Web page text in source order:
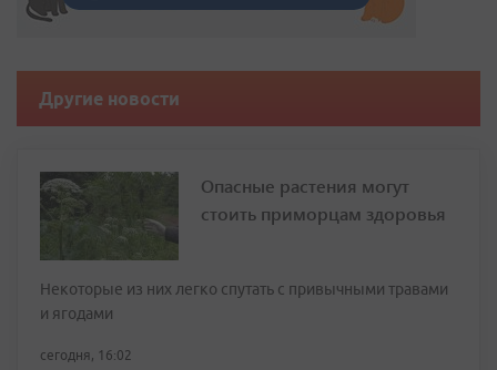
Другие новости
Опасные растения могут
стоить приморцам здоровья
Некоторые из них легко спутать с привычными травами
и ягодами
сегодня, 16:02